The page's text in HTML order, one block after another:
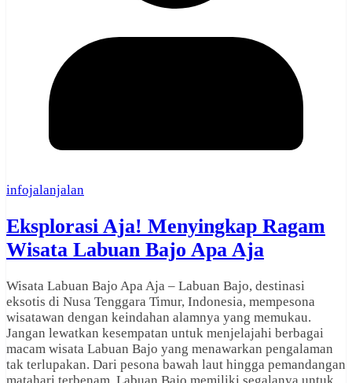
infojalanjalan
Eksplorasi Aja! Menyingkap Ragam
Wisata Labuan Bajo Apa Aja
Wisata Labuan Bajo Apa Aja – Labuan Bajo, destinasi
eksotis di Nusa Tenggara Timur, Indonesia, mempesona
wisatawan dengan keindahan alamnya yang memukau.
Jangan lewatkan kesempatan untuk menjelajahi berbagai
macam wisata Labuan Bajo yang menawarkan pengalaman
tak terlupakan. Dari pesona bawah laut hingga pemandangan